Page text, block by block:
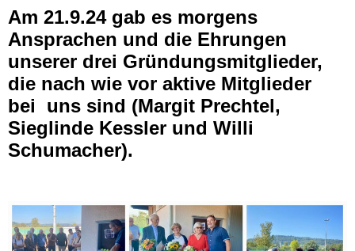
Am 21.9.24 gab es morgens
Ansprachen und die Ehrungen
unserer drei Gründungsmitglieder,
die nach wie vor aktive Mitglieder
bei uns sind (Margit Prechtel,
Sieglinde Kessler und Willi
Schumacher).